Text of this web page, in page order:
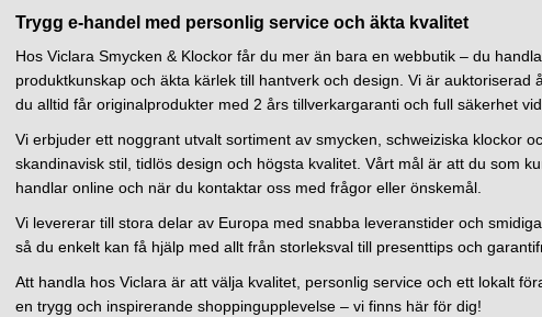
Trygg e-handel med personlig service och äkta kvalitet
Hos Viclara Smycken & Klockor får du mer än bara en webbutik – du
produktkunskap och äkta kärlek till hantverk och design. Vi är
du alltid får originalprodukter med 2 års tillverkargaranti och full säkerhet
Vi erbjuder ett noggrant utvalt sortiment av smycken, schweiziska klockor
skandinavisk stil, tidlös design och högsta kvalitet. Vårt mål är att du som
handlar online och när du kontaktar oss med frågor eller önskemål.
Vi levererar till stora delar av Europa med snabba leveranstider och
så du enkelt kan få hjälp med allt från storleksval till presenttips och
Att handla hos Viclara är att välja kvalitet, personlig service och ett lokalt
en trygg och inspirerande shoppingupplevelse – vi finns här för dig!